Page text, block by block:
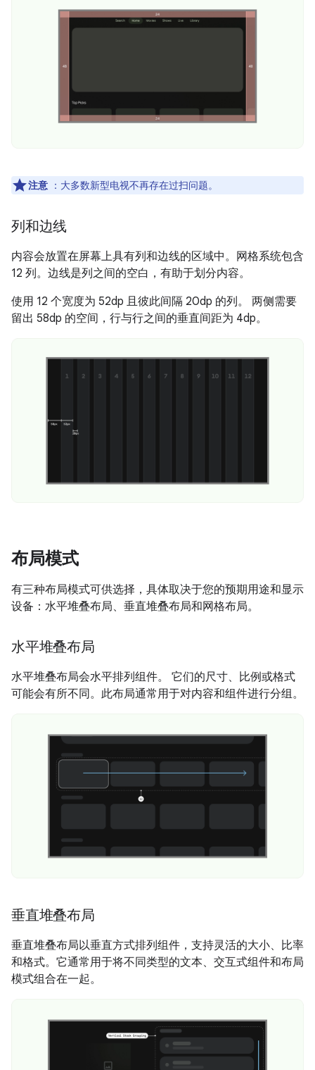
注意 ：大多数新型电视不再存在过扫问题。
列和边线
内容会放置在屏幕上具有列和边线的区域中。网格系统包含
12 列。边线是列之间的空白，有助于划分内容。
使用 12 个宽度为 52dp 且彼此间隔 20dp 的列。 两侧需要
留出 58dp 的空间，行与行之间的垂直间距为 4dp。
布局模式
有三种布局模式可供选择，具体取决于您的预期用途和显示
设备：水平堆叠布局、垂直堆叠布局和网格布局。
水平堆叠布局
水平堆叠布局会水平排列组件。 它们的尺寸、比例或格式
可能会有所不同。此布局通常用于对内容和组件进行分组。
垂直堆叠布局
垂直堆叠布局以垂直方式排列组件，支持灵活的大小、比率
和格式。它通常用于将不同类型的文本、交互式组件和布局
模式组合在一起。